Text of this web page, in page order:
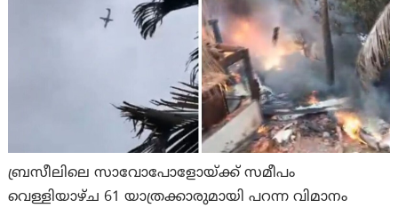
ബ്രസീലിലെ സാവോപോളോയ്ക്ക് സമീപം
വെള്ളിയാഴ്ച 61 യാത്രക്കാരുമായി പറന്ന വിമാനം